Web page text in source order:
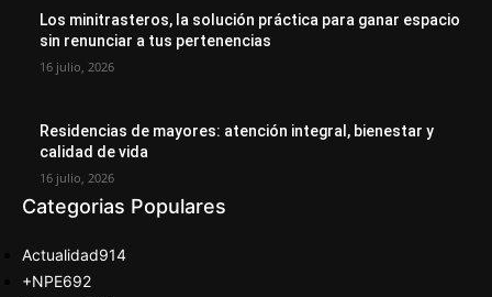
Los minitrasteros, la solución práctica para ganar espacio
sin renunciar a tus pertenencias
16 julio, 2026
Residencias de mayores: atención integral, bienestar y
calidad de vida
16 julio, 2026
Categorias Populares
Actualidad914
+NPE692